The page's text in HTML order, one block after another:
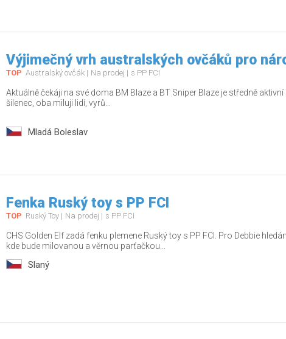
Výjimečný vrh australských ovčáků pro
TOP Australský ovčák Na prodej s PP FCI
Aktuálně čekáji na své doma BM Blaze a BT Sniper Blaze je středně
šilenec, oba miluji lidí, vyrů...
Mladá Boleslav
Fenka Ruský toy s PP FCI
TOP Ruský Toy Na prodej s PP FCI
CHS Golden Elf zadá fenku plemene Ruský toy s PP FCI. Pro Debbie
kde bude milovanou a věrnou parťačkou...
Slaný